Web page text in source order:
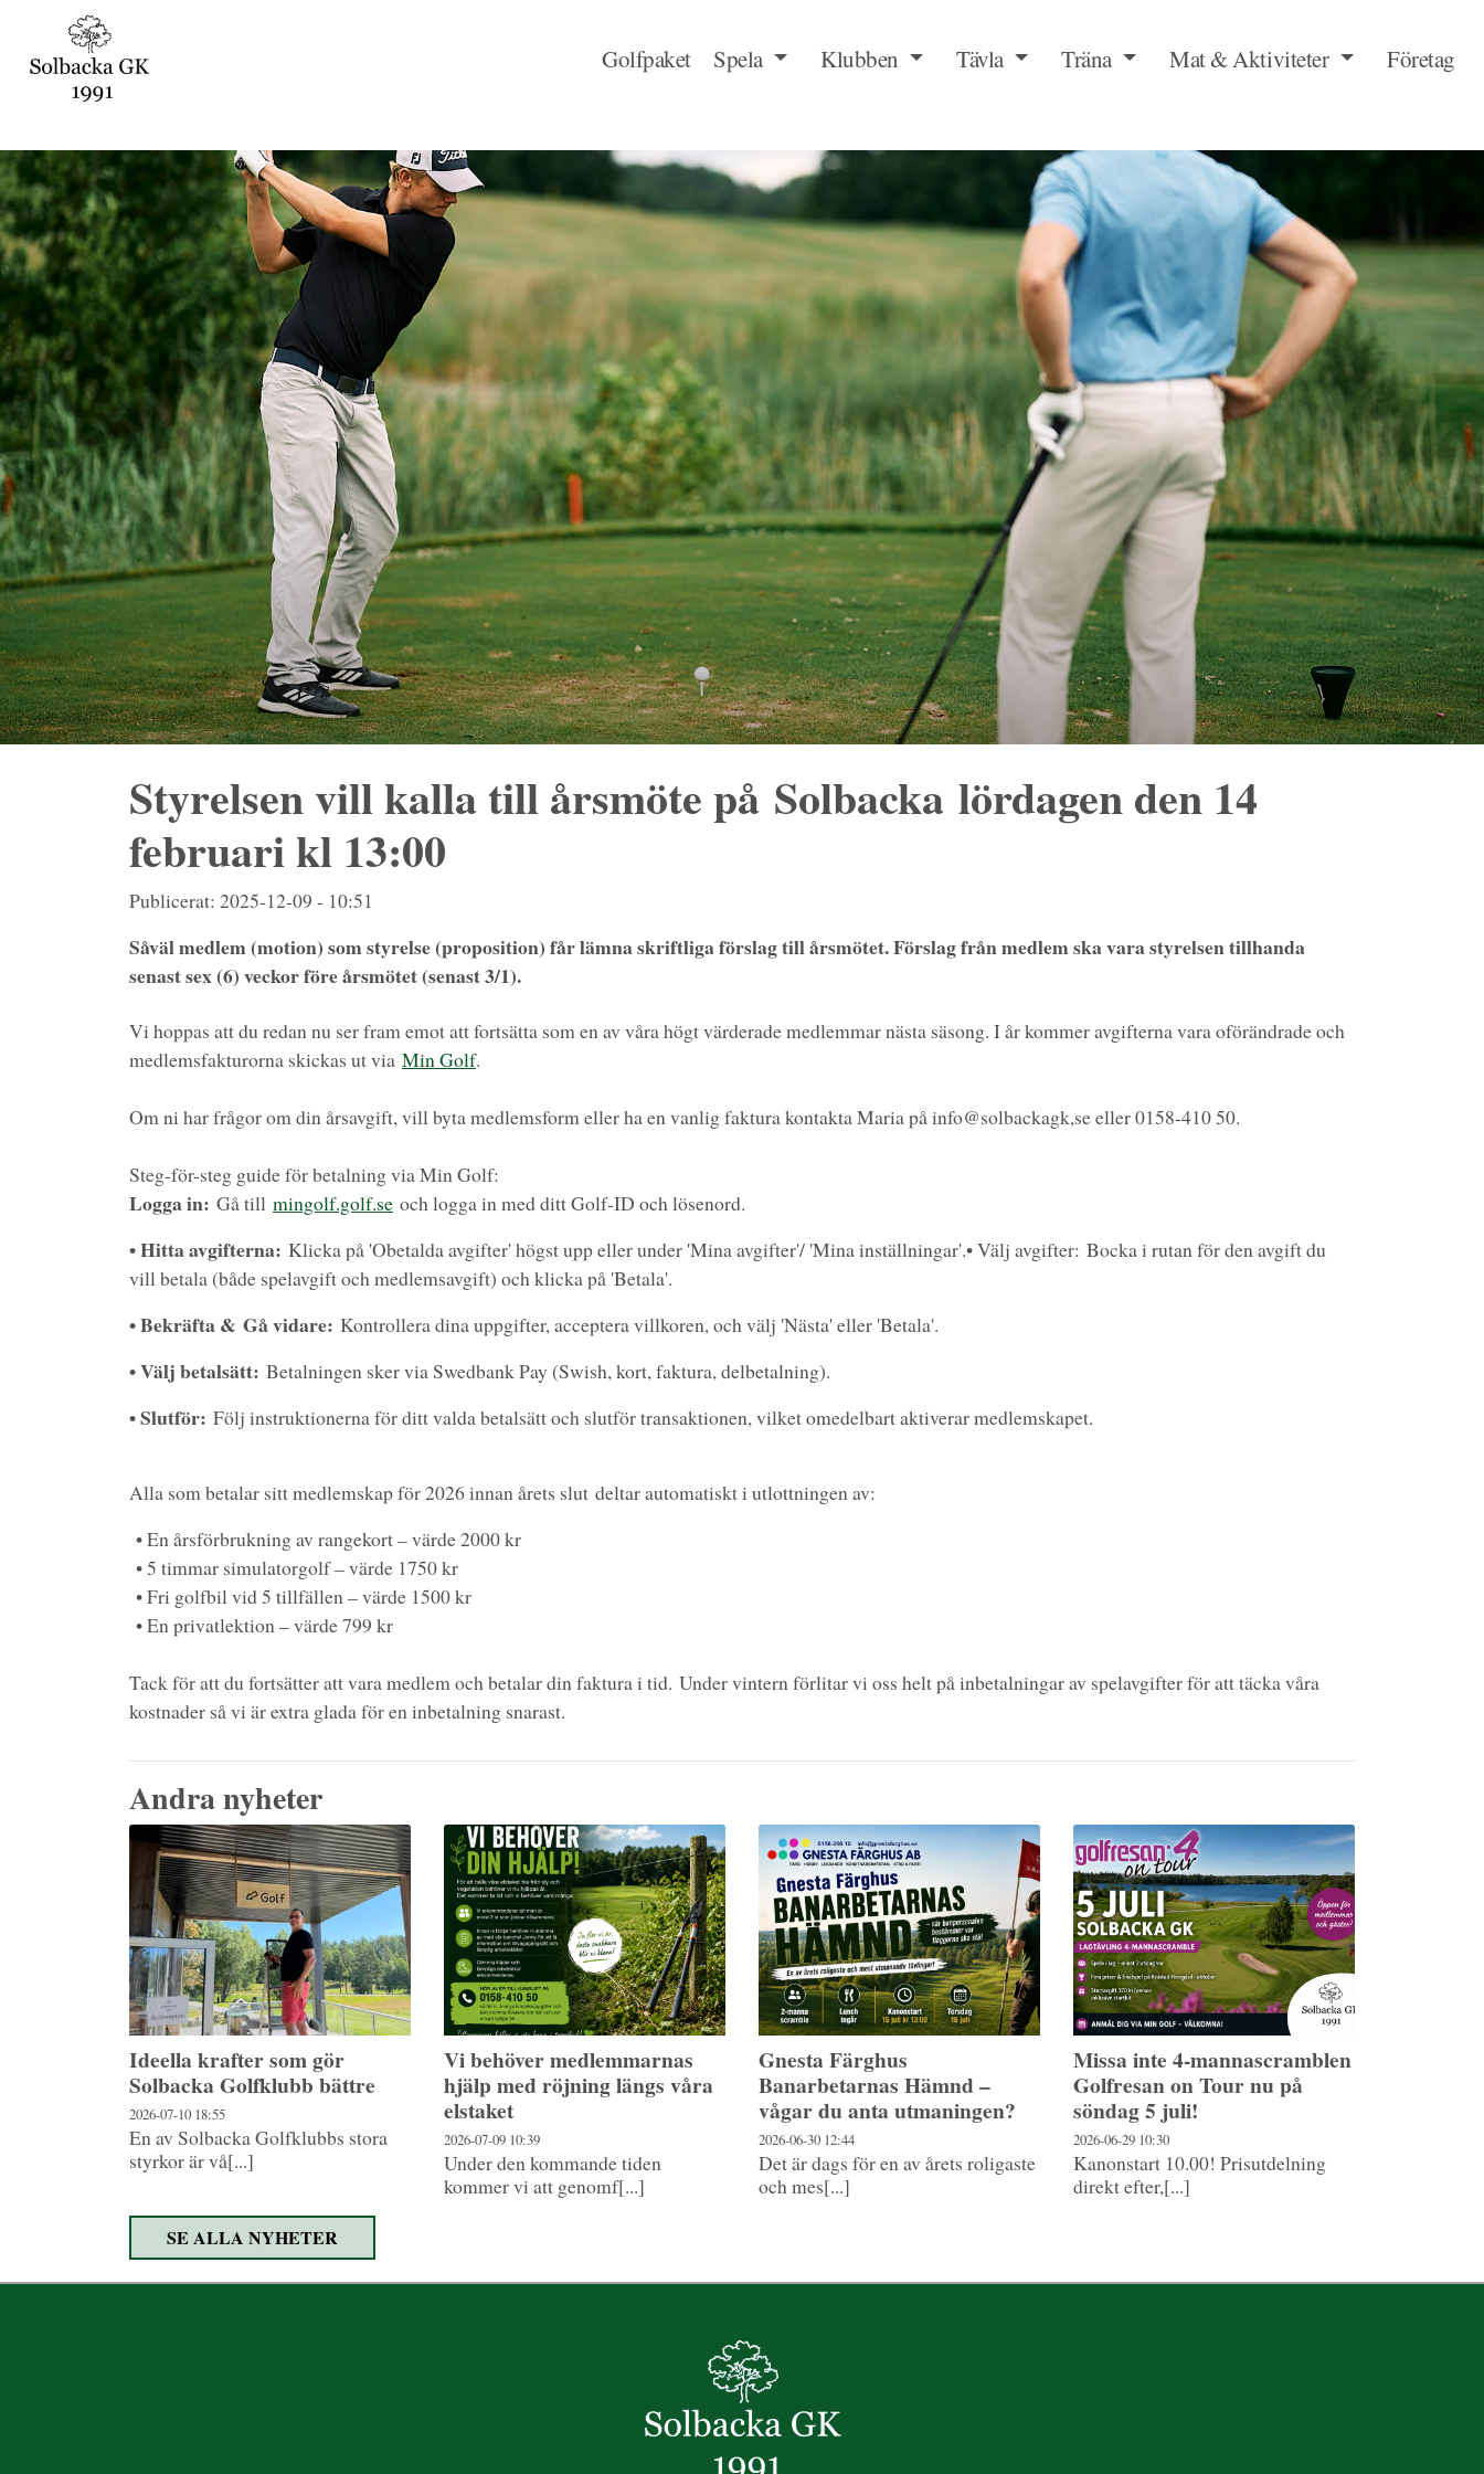
Golfpaket Spela Klubben Tävla Träna Mat & Aktiviteter Företag
Styrelsen vill kalla till årsmöte på Solbacka lördagen den 14
februari kl 13:00
Publicerat: 2025-12-09 - 10:51
Såväl medlem (motion) som styrelse (proposition) får lämna skriftliga förslag till årsmötet. Förslag från medlem ska vara styrelsen tillhanda
senast sex (6) veckor före årsmötet (senast 3/1).
Vi hoppas att du redan nu ser fram emot att fortsätta som en av våra högt värderade medlemmar nästa säsong. I år kommer avgifterna vara oförändrade och
medlemsfakturorna skickas ut via Min Golf.
Om ni har frågor om din årsavgift, vill byta medlemsform eller ha en vanlig faktura kontakta Maria på info@solbackagk,se eller 0158-410 50.
Steg-för-steg guide för betalning via Min Golf:
Logga in: Gå till mingolf.golf.se och logga in med ditt Golf-ID och lösenord.
• Hitta avgifterna: Klicka på 'Obetalda avgifter' högst upp eller under 'Mina avgifter'/ 'Mina inställningar'.• Välj avgifter: Bocka i rutan för den avgift du
vill betala (både spelavgift och medlemsavgift) och klicka på 'Betala'.
• Bekräfta & Gå vidare: Kontrollera dina uppgifter, acceptera villkoren, och välj 'Nästa' eller 'Betala'.
• Välj betalsätt: Betalningen sker via Swedbank Pay (Swish, kort, faktura, delbetalning).
• Slutför: Följ instruktionerna för ditt valda betalsätt och slutför transaktionen, vilket omedelbart aktiverar medlemskapet.
Alla som betalar sitt medlemskap för 2026 innan årets slut deltar automatiskt i utlottningen av:
• En årsförbrukning av rangekort – värde 2000 kr
• 5 timmar simulatorgolf – värde 1750 kr
• Fri golfbil vid 5 tillfällen – värde 1500 kr
• En privatlektion – värde 799 kr
Tack för att du fortsätter att vara medlem och betalar din faktura i tid. Under vintern förlitar vi oss helt på inbetalningar av spelavgifter för att täcka våra
kostnader så vi är extra glada för en inbetalning snarast.
Andra nyheter
Ideella krafter som gör
Solbacka Golfklubb bättre
2026-07-10 18:55
En av Solbacka Golfklubbs stora
styrkor är vå[...]
Vi behöver medlemmarnas
hjälp med röjning längs våra
elstaket
2026-07-09 10:39
Under den kommande tiden
kommer vi att genomf[...]
Gnesta Färghus
Banarbetarnas Hämnd –
vågar du anta utmaningen?
2026-06-30 12:44
Det är dags för en av årets roligaste
och mes[...]
Missa inte 4-mannascramblen
Golfresan on Tour nu på
söndag 5 juli!
2026-06-29 10:30
Kanonstart 10.00! Prisutdelning
direkt efter,[...]
SE ALLA NYHETER